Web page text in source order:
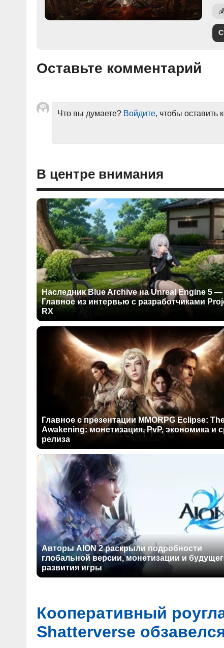
Оставьте комментарий
Что вы думаете? Войдите, чтобы оставить
В центре внимания
Наследник Blue Archive на Unreal Engine 5 —
Главное из интервью с разработчиками
RX
Главное с презентации MMORPG Eclipse:
Awakening: монетизация, PvP, экономика и
релиза
Авторы AION 2 раскрыли подробности
глобальной версии, монетизации и
развития игры
Кооперативный
Shatterverse